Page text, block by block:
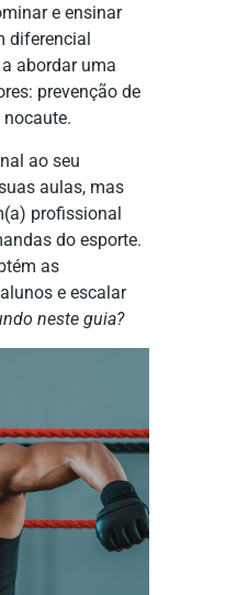
e ensinar
diferencial
abordar uma
prevenção de
nocaute.
ao seu
aulas, mas
profissional
do esporte.
as
e escalar
neste guia?